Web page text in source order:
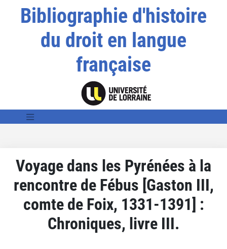
Bibliographie d'histoire
du droit en langue
française
Voyage dans les Pyrénées à la
rencontre de Fébus [Gaston III,
comte de Foix, 1331-1391] :
Chroniques, livre III.